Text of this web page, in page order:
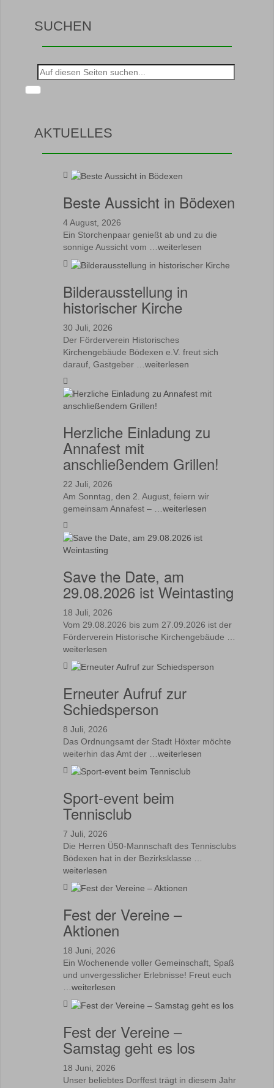
SUCHEN
Suche
nach:
AKTUELLES
Beste Aussicht in Bödexen
4 August, 2026
Ein Storchenpaar genießt ab und zu die
sonnige Aussicht vom …weiterlesen
Bilderausstellung in
historischer Kirche
30 Juli, 2026
Der Förderverein Historisches
Kirchengebäude Bödexen e.V. freut sich
darauf, Gastgeber … weiterlesen
Herzliche Einladung zu
Annafest mit
anschließendem Grillen!
22 Juli, 2026
Am Sonntag, den 2. August, feiern wir
gemeinsam Annafest – … weiterlesen
Save the Date, am
29.08.2026 ist Weintasting
18 Juli, 2026
Vom 29.08.2026 bis zum 27.09.2026 ist der
Förderverein Historische Kirchengebäude …
weiterlesen
Erneuter Aufruf zur
Schiedsperson
8 Juli, 2026
Das Ordnungsamt der Stadt Höxter möchte
weiterhin das Amt der … weiterlesen
Sport-event beim
Tennisclub
7 Juli, 2026
Die Herren Ü50-Mannschaft des Tennisclubs
Bödexen hat in der Bezirksklasse …
weiterlesen
Fest der Vereine –
Aktionen
18 Juni, 2026
Ein Wochenende voller Gemeinschaft, Spaß
und unvergesslicher Erlebnisse! Freut euch
…weiterlesen
Fest der Vereine –
Samstag geht es los
18 Juni, 2026
Unser beliebtes Dorffest trägt in diesem Jahr